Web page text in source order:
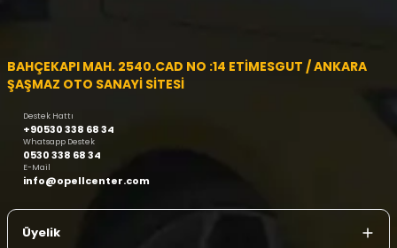
BAHÇEKAPI MAH. 2540.CAD NO :14 ETİMESGUT / ANKARA
ŞAŞMAZ OTO SANAYİ SİTESİ
Destek Hattı
+90530 338 68 34
Whatsapp Destek
0530 338 68 34
E-Mail
info@opellcenter.com
Üyelik